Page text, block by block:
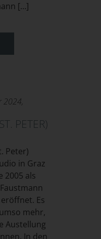
[…]
2024,
PETER)
Peter)
in Graz
2005 als
Es
mehr,
Austellung
In den